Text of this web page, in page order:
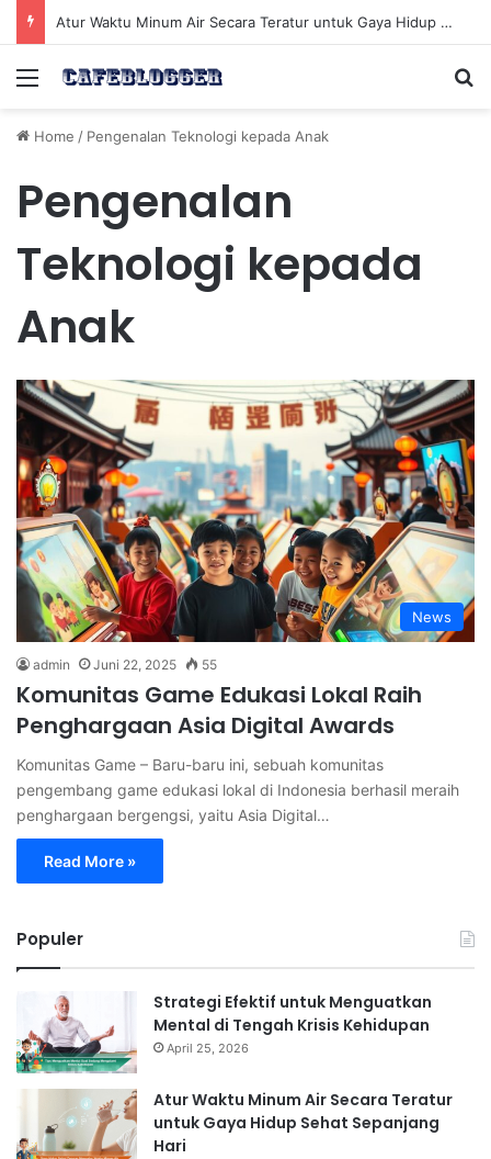
Atur Waktu Minum Air Secara Teratur untuk Gaya Hidup Sehat Sepanjang Hari
Menu
Home / Pengenalan Teknologi kepada Anak
Pengenalan
Teknologi kepada
Anak
News
admin Juni 22, 2025 55
Komunitas Game Edukasi Lokal Raih
Penghargaan Asia Digital Awards
Komunitas Game – Baru-baru ini, sebuah komunitas
pengembang game edukasi lokal di Indonesia berhasil meraih
penghargaan bergengsi, yaitu Asia Digital…
Read More »
Populer
Strategi Efektif untuk Menguatkan
Mental di Tengah Krisis Kehidupan
April 25, 2026
Atur Waktu Minum Air Secara Teratur
untuk Gaya Hidup Sehat Sepanjang
Hari